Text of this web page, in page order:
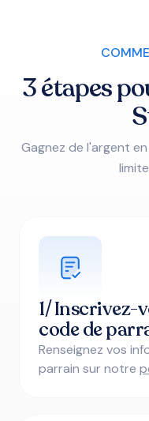
3 étapes
Gagnez de l'argent
1/ Inscrivez-
code de
Renseignez vos
parrain sur notre